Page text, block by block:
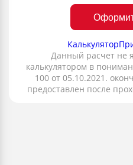
Калькулятор
Данный расчет не
калькулятором в
100 от 05.10.2021.
предоставлен после